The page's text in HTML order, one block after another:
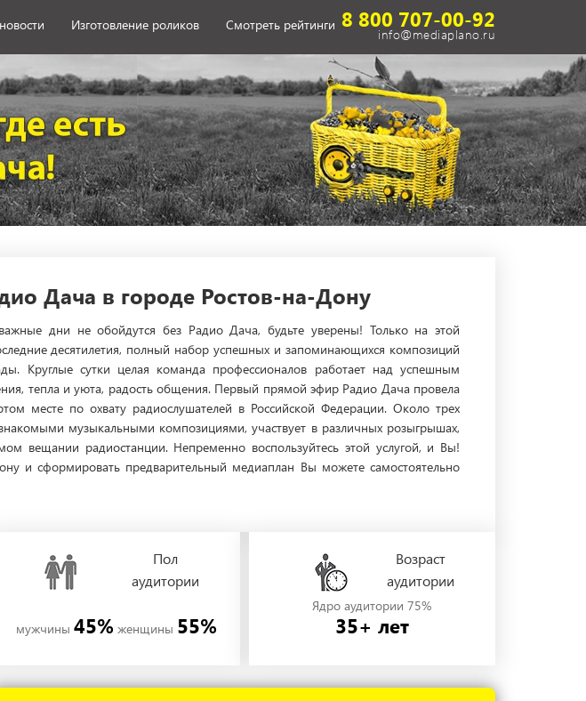
Изготовление роликов Смотреть рейтинги 8 800 707-00-92
info@mediaplano.ru
Дача в городе Ростов-на-Дону
дни не обойдутся без Радио Дача, будьте уверены! Только на этой
десятилетия, полный набор успешных и запоминающихся композиций
Круглые сутки целая команда профессионалов работает над успешным
тепла и уюта, радость общения. Первый прямой эфир Радио Дача провела
месте по охвату радиослушателей в Российской Федерации. Около трех
музыкальными композициями, участвует в различных розыгрышах,
вещании радиостанции. Непременно воспользуйтесь этой услугой, и Вы!
и сформировать предварительный медиаплан Вы можете самостоятельно
Пол
аудитории
мужчины 45% женщины 55%
Возраст
аудитории
Ядро аудитории 75%
35+ лет